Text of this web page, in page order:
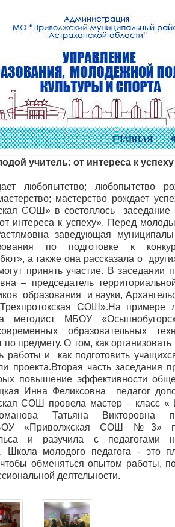
ГЛАВНАЯ
учитель: от интереса к успеху
любопытство; любопытство
мастерство рождает
СОШ» в состоялось заседание
интереса к успеху». Перед
заведующая
по подготовке к
а также она рассказала о
принять участие. В заседании
– председатель
образования и науки,
СОШ».На примере
методист МБОУ
образовательных
предмету. О том, как
работы и как подготовить
проекта.Вторая часть заседания
повышение эффективности
Инна Феликсовна педагог
СОШ провела мастер – класс
Татьяна Викторовна
«Приволжская СОШ №3»
и разучила с педагогами
Школа молодого педагога - это
обменяться опытом работы,
деятельности.